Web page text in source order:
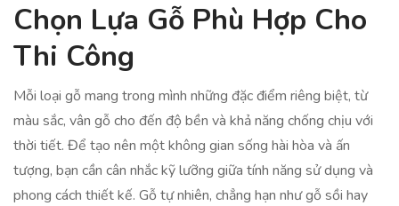
Chọn Lựa Gỗ Phù Hợp Cho
Thi Công
Mỗi loại gỗ mang trong mình những đặc điểm riêng biệt, từ
màu sắc, vân gỗ cho đến độ bền và khả năng chống chịu với
thời tiết. Để tạo nên một không gian sống hài hòa và ấn
tượng, bạn cần cân nhắc kỹ lưỡng giữa tính năng sử dụng và
phong cách thiết kế. Gỗ tự nhiên, chẳng hạn như gỗ sồi hay